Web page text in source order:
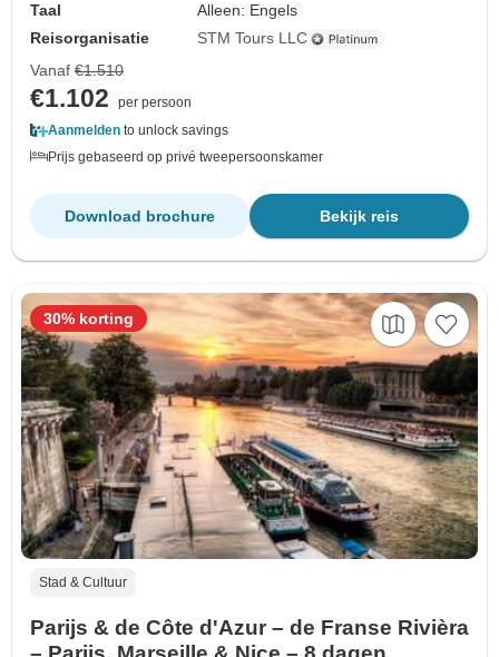
Taal
Alleen: Engels
Reisorganisatie
STM Tours LLC
Vanaf €1.510
€1.102
per persoon
Aanmelden to unlock savings
Prijs gebaseerd op privé tweepersoonskamer
Bekijk reis
Download brochure
Stad & Cultuur
Parijs & de Côte d'Azur – de Franse Rivièra
30% korting